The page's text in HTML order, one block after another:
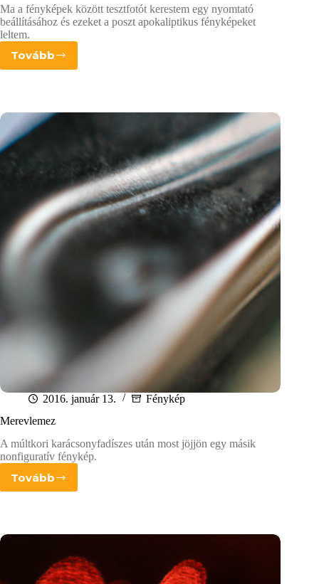
Ma a fényképek között tesztfotót kerestem egy nyomtató
beállításához és ezeket a poszt apokaliptikus fényképeket
leltem.
Tovább
Poszt
2016. január 13.
Fénykép
Merevlemez
A múltkori karácsonyfadíszes után most jöjjön egy másik
nonfiguratív fénykép.
TovábbMerevlemez